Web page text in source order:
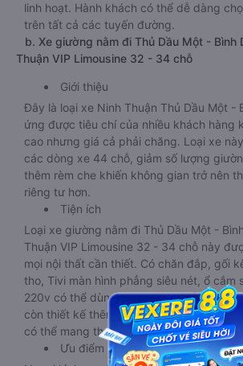
linh hoạt. Hành khách có thể dễ dàng
trên tất cả các tuyến đường.
b. Xe giường nằm đi Thủ Dầu Một - Bình
Thuận VIP Limousine 32 - 34 chỗ
Giới thiệu
Đây là loại xe Ninh Thuận Thủ Dầu Một -
ứng được tiêu chí của nhiều khách hàng
cao nhưng giá cả phải chăng. Loại xe
các dòng xe 44 chỗ, giảm số lượng
thêm rèm che khiến không gian trở nên
riêng tư hơn.
Tiện ích
Loại xe giường nằm đi Thủ Dầu Một -
Thuận VIP Limousine 32 - 34 chỗ này
mọi nội thất cần thiết. Có chăn đắp, gối
tho, Tivi màn hình phẳng siêu nét, ổ cắm
220v có thể dùng chung cho nhiều thiết
còn thiết kế thêm khoang chứa đồ rộng
có thể mang theo nhiều hành lý cần thiết.
Ưu điểm